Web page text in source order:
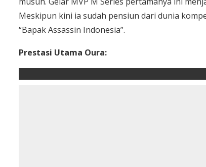
Meskipun kini ia sudah pensiun dari dunia
“Bapak Assassin Indonesia”.
Prestasi Utama Oura: